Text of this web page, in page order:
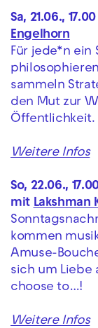
Sa, 21.06.,
Engelhorn
Für jede*n ein
sammeln
den Mut zur
Öffentlichkeit.
Weitere Infos
So, 22.06.,
mit Lakshman
kommen
Amuse-
sich um Liebe
choose to…!
Weitere Infos